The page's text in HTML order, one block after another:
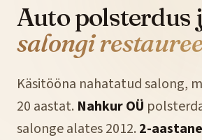
Auto polsterdus
salongi
Käsitööna nahatatud salong,
20 aastat. Nahkur OÜ
salonge alates 2012. 2-